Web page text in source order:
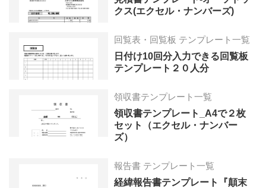
クス(エクセル・ナンバーズ)
回覧表・回覧板 テンプレート一覧
日付け10回分入力できる回覧板
テンプレート２０人分
領収書テンプレート一覧
領収書テンプレート_A4で２枚
セット（エクセル・ナンバー
ズ）
報告書 テンプレート一覧
経緯報告書テンプレート『顛末